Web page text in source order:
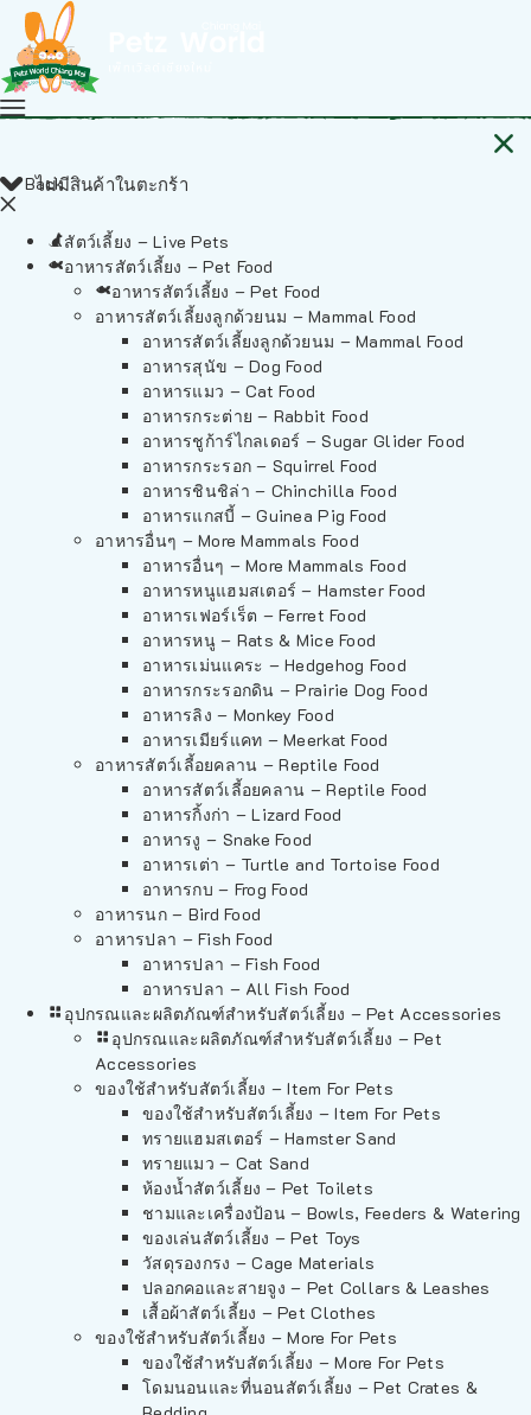
ไม่มีสินค้าในตะกร้า
Back
สัตว์เลี้ยง – Live Pets
อาหารสัตว์เลี้ยง – Pet Food
อาหารสัตว์เลี้ยง – Pet Food
อาหารสัตว์เลี้ยงลูกด้วยนม – Mammal Food
อาหารสัตว์เลี้ยงลูกด้วยนม – Mammal Food
อาหารสุนัข – Dog Food
อาหารแมว – Cat Food
อาหารกระต่าย – Rabbit Food
อาหารชูก้าร์ไกลเดอร์ – Sugar Glider Food
อาหารกระรอก – Squirrel Food
อาหารชินชิล่า – Chinchilla Food
อาหารแกสบี้ – Guinea Pig Food
อาหารอื่นๆ – More Mammals Food
อาหารอื่นๆ – More Mammals Food
อาหารหนูแฮมสเตอร์ – Hamster Food
อาหารเฟอร์เร็ต – Ferret Food
อาหารหนู – Rats & Mice Food
อาหารเม่นแคระ – Hedgehog Food
อาหารกระรอกดิน – Prairie Dog Food
อาหารลิง – Monkey Food
อาหารเมียร์แคท – Meerkat Food
อาหารสัตว์เลี้อยคลาน – Reptile Food
อาหารสัตว์เลี้อยคลาน – Reptile Food
อาหารกิ้งก่า – Lizard Food
อาหารงู – Snake Food
อาหารเต่า – Turtle and Tortoise Food
อาหารกบ – Frog Food
อาหารนก – Bird Food
อาหารปลา – Fish Food
อาหารปลา – Fish Food
อาหารปลา – All Fish Food
อุปกรณและผลิตภัณฑ์สำหรับสัตว์เลี้ยง – Pet Accessories
อุปกรณและผลิตภัณฑ์สำหรับสัตว์เลี้ยง – Pet
Accessories
ของใช้สำหรับสัตว์เลี้ยง – Item For Pets
ของใช้สำหรับสัตว์เลี้ยง – Item For Pets
ทรายแฮมสเตอร์ – Hamster Sand
ทรายแมว – Cat Sand
ห้องน้ำสัตว์เลี้ยง – Pet Toilets
ชามและเครื่องป้อน – Bowls, Feeders & Watering
ของเล่นสัตว์เลี้ยง – Pet Toys
วัสดุรองกรง – Cage Materials
ปลอกคอและสายจูง – Pet Collars & Leashes
เสื้อผ้าสัตว์เลี้ยง – Pet Clothes
ของใช้สำหรับสัตว์เลี้ยง – More For Pets
ของใช้สำหรับสัตว์เลี้ยง – More For Pets
โดมนอนและที่นอนสัตว์เลี้ยง – Pet Crates &